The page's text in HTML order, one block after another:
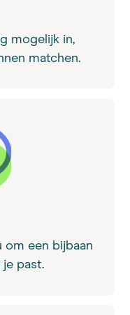
mogelijk in,
matchen.
om een bijbaan
past.